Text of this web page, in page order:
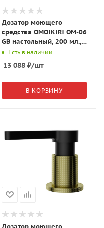
Дозатор моющего
средства OMOIKIRI OM-06
GB настольный, 200 мл.,
графит, 4995093
Есть в наличии
13 088₽/шт
В КОРЗИНУ
Дозатор моющего